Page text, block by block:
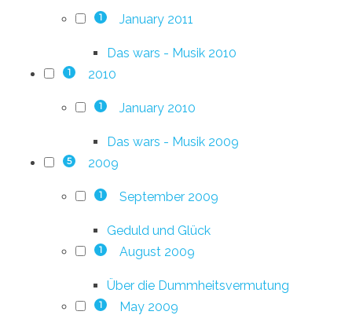
1 January 2011
Das wars - Musik 2010
1 2010
1 January 2010
Das wars - Musik 2009
5 2009
1 September 2009
Geduld und Glück
1 August 2009
Über die Dummheitsvermutung
1 May 2009